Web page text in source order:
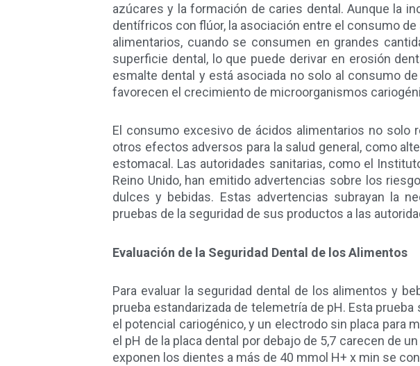
azúcares y la formación de caries dental. Aunque la
dentífricos con flúor, la asociación entre el consumo
alimentarios, cuando se consumen en grandes
superficie dental, lo que puede derivar en erosión
esmalte dental y está asociada no solo al consumo
favorecen el crecimiento de microorganismos
El consumo excesivo de ácidos alimentarios no solo
otros efectos adversos para la salud general, como
estomacal. Las autoridades sanitarias, como el
Reino Unido, han emitido advertencias sobre los
dulces y bebidas. Estas advertencias subrayan la
pruebas de la seguridad de sus productos a las
Evaluación de la Seguridad Dental de los Alimentos
Para evaluar la seguridad dental de los alimentos y
prueba estandarizada de telemetría de pH. Esta
el potencial cariogénico, y un electrodo sin placa para
el pH de la placa dental por debajo de 5,7 carecen de
exponen los dientes a más de 40 mmol H+ x min se